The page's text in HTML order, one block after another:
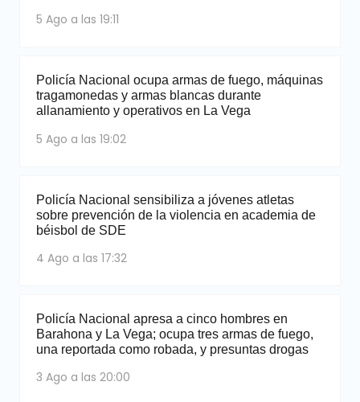
5 Ago a las 19:11
Policía Nacional ocupa armas de fuego, máquinas
tragamonedas y armas blancas durante
allanamiento y operativos en La Vega
5 Ago a las 19:02
Policía Nacional sensibiliza a jóvenes atletas
sobre prevención de la violencia en academia de
béisbol de SDE
4 Ago a las 17:32
Policía Nacional apresa a cinco hombres en
Barahona y La Vega; ocupa tres armas de fuego,
una reportada como robada, y presuntas drogas
3 Ago a las 20:00